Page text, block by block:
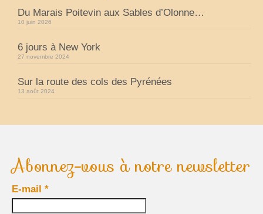
Du Marais Poitevin aux Sables d’Olonne…
10 juin 2026
6 jours à New York
27 novembre 2024
Sur la route des cols des Pyrénées
13 août 2024
Abonnez-vous à notre newsletter
E-mail *